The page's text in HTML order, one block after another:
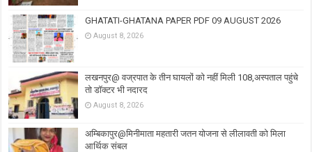
GHATATI-GHATANA PAPER PDF 09 AUGUST 2026
August 8, 2026
लखनपुर@ वज्रपात के तीन घायलों को नहीं मिली 108,अस्पताल पहुंचे
तो डॉक्टर भी नदारद
August 8, 2026
अम्बिकापुर@मिनीमाता महतारी जतन योजना से लीलावती को मिला
आर्थिक संबल